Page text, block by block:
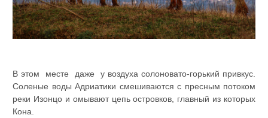
В этом месте даже у воздуха солоновато-горький привкус.
Соленые воды Адриатики смешиваются с пресным потоком
реки Изонцо и омывают цепь островков, главный из которых
Кона.